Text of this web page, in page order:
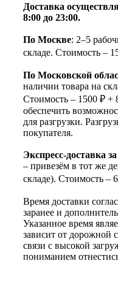
Доставка
8:00 до 23:00.
По Москве: 2–5
складе. Стоимость –
По Московской
наличии товара на
Стоимость – 1500 ₽ +
обеспечить
для разгрузки.
покупателя.
Экспресс-доставка
– привезём в тот же
складе). Стоимость –
Время доставки
заранее и
Указанное время
зависит от дорожной
связи с высокой
пониманием